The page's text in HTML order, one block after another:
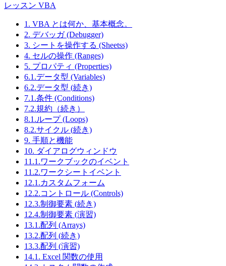
レッスン VBA
1. VBA とは何か、基本概念。
2. デバッガ (Debugger)
3. シートを操作する (Sheetss)
4. セルの操作 (Ranges)
5. プロパティ (Properties)
6.1.データ型 (Variables)
6.2.データ型 (続き)
7.1.条件 (Conditions)
7.2.規約（続き）
8.1.ループ (Loops)
8.2.サイクル (続き)
9. 手順と機能
10. ダイアログウィンドウ
11.1.ワークブックのイベント
11.2.ワークシートイベント
12.1.カスタムフォーム
12.2.コントロール (Controls)
12.3.制御要素 (続き)
12.4.制御要素 (演習)
13.1.配列 (Arrays)
13.2.配列 (続き)
13.3.配列 (演習)
14.1. Excel 関数の使用